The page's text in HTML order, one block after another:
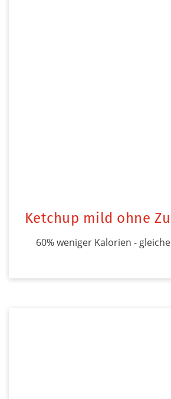
Ketchup mild ohne
60% weniger Kalorien -